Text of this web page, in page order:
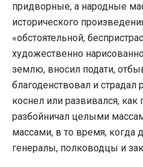
придворные, а народные
исторического
«обстоятельной,
художественно
землю, вносил подати,
благоденствовал и страдал
коснел или развивался, как
разбойничал целыми
массами, в то время, когда
генералы, полководцы и